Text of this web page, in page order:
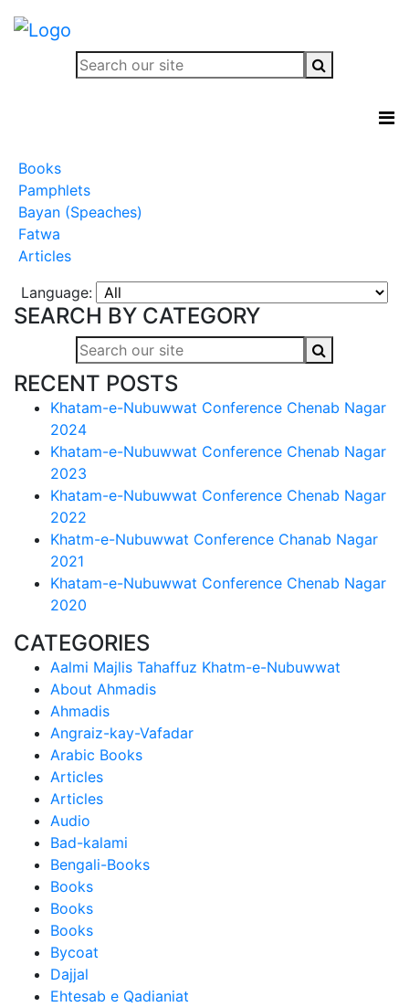
Books
Pamphlets
Bayan (Speaches)
Fatwa
Articles
Language:
SEARCH BY CATEGORY
RECENT POSTS
Khatam-e-Nubuwwat Conference Chenab Nagar
2024
Khatam-e-Nubuwwat Conference Chenab Nagar
2023
Khatam-e-Nubuwwat Conference Chenab Nagar
2022
Khatm-e-Nubuwwat Conference Chanab Nagar
2021
Khatam-e-Nubuwwat Conference Chenab Nagar
2020
CATEGORIES
Aalmi Majlis Tahaffuz Khatm-e-Nubuwwat
About Ahmadis
Ahmadis
Angraiz-kay-Vafadar
Arabic Books
Articles
Articles
Audio
Bad-kalami
Bengali-Books
Books
Books
Books
Bycoat
Dajjal
Ehtesab e Qadianiat